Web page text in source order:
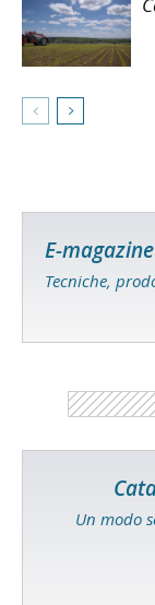
E-magazine
Tecniche,
Un modo